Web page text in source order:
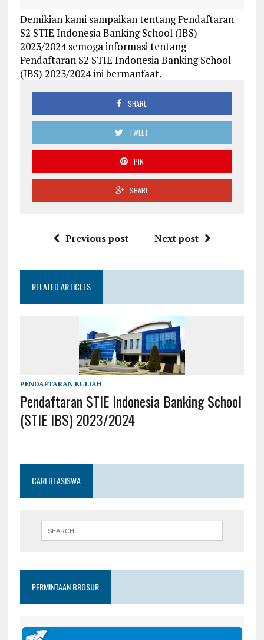
Demikian kami sampaikan tentang Pendaftaran
S2 STIE Indonesia Banking School (IBS)
2023/2024 semoga informasi tentang
Pendaftaran S2 STIE Indonesia Banking School
(IBS) 2023/2024 ini bermanfaat.
SHARE
TWEET
PIN
SHARE
Previous post Next post
RELATED ARTICLES
PENDAFTARAN KULIAH
Pendaftaran STIE Indonesia Banking School
(STIE IBS) 2023/2024
CARI BEASISWA
PERMINTAAN BROSUR